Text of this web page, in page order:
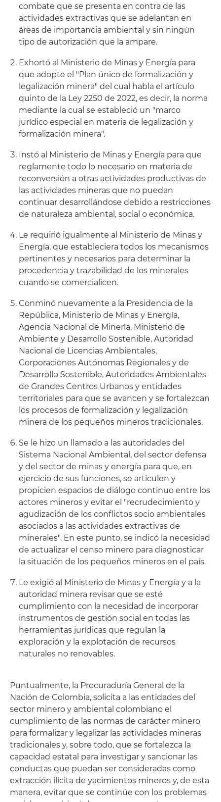
combate que se presenta en contra de las
actividades extractivas que se adelantan en
áreas de importancia ambiental y sin ningún
tipo de autorización que la ampare.
Exhortó al Ministerio de Minas y Energía para
que adopte el "Plan único de formalización y
legalización minera" del cual habla el artículo
quinto de la Ley 2250 de 2022, es decir, la norma
mediante la cual se estableció un "marco
jurídico especial en materia de legalización y
formalización minera".
Instó al Ministerio de Minas y Energía para que
reglamente todo lo necesario en materia de
reconversión a otras actividades productivas de
las actividades mineras que no puedan
continuar desarrollándose debido a restricciones
de naturaleza ambiental, social o económica.
Le requirió igualmente al Ministerio de Minas y
Energía, que estableciera todos los mecanismos
pertinentes y necesarios para determinar la
procedencia y trazabilidad de los minerales
cuando se comercialicen.
Conminó nuevamente a la Presidencia de la
República, Ministerio de Minas y Energía,
Agencia Nacional de Minería, Ministerio de
Ambiente y Desarrollo Sostenible, Autoridad
Nacional de Licencias Ambientales,
Corporaciones Autónomas Regionales y de
Desarrollo Sostenible, Autoridades Ambientales
de Grandes Centros Urbanos y entidades
territoriales para que se avancen y se fortalezcan
los procesos de formalización y legalización
minera de los pequeños mineros tradicionales.
Se le hizo un llamado a las autoridades del
Sistema Nacional Ambiental, del sector defensa
y del sector de minas y energía para que, en
ejercicio de sus funciones, se articulen y
propicien espacios de diálogo continuo entre los
actores mineros y evitar el "recrudecimiento y
agudización de los conflictos socio ambientales
asociados a las actividades extractivas de
minerales". En este punto, se indicó la necesidad
de actualizar el censo minero para diagnosticar
la situación de los pequeños mineros en el país.
Le exigió al Ministerio de Minas y Energía y a la
autoridad minera revisar que se esté
cumplimiento con la necesidad de incorporar
instrumentos de gestión social en todas las
herramientas jurídicas que regulan la
exploración y la explotación de recursos
naturales no renovables.
Puntualmente, la Procuraduría General de la
Nación de Colombia, solicita a las entidades del
sector minero y ambiental colombiano el
cumplimiento de las normas de carácter minero
para formalizar y legalizar las actividades mineras
tradicionales y, sobre todo, que se fortalezca la
capacidad estatal para investigar y sancionar las
conductas que puedan ser consideradas como
extracción ilícita de yacimientos mineros y, de esta
manera, evitar que se continúe con los problemas